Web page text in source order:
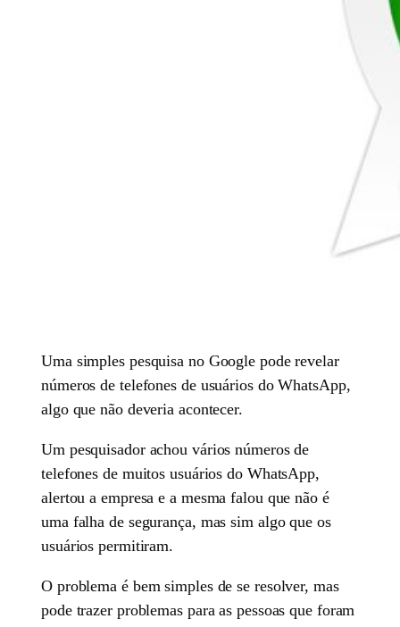
Uma simples pesquisa no Google pode revelar
números de telefones de usuários do WhatsApp,
algo que não deveria acontecer.
Um pesquisador achou vários números de
telefones de muitos usuários do WhatsApp,
alertou a empresa e a mesma falou que não é
uma falha de segurança, mas sim algo que os
usuários permitiram.
O problema é bem simples de se resolver, mas
pode trazer problemas para as pessoas que foram